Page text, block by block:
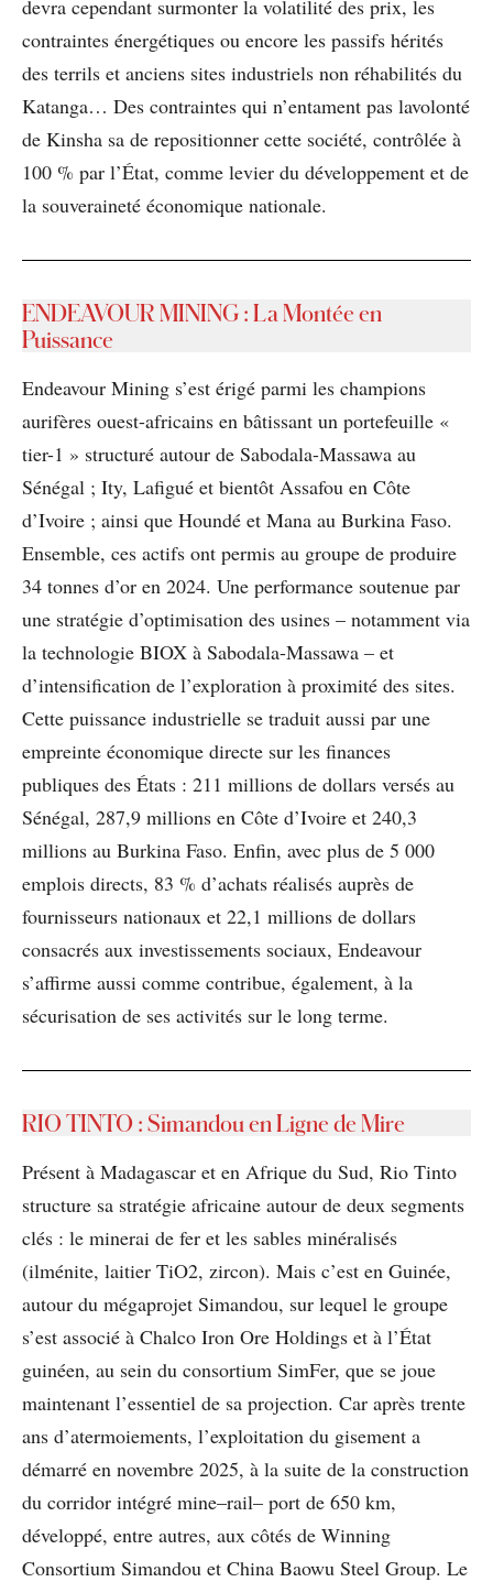
devra cependant surmonter la volatilité des prix, les
contraintes énergétiques ou encore les passifs hérités
des terrils et anciens sites industriels non réhabilités du
Katanga… Des contraintes qui n’entament pas lavolonté
de Kinsha sa de repositionner cette société, contrôlée à
100 % par l’État, comme levier du développement et de
la souveraineté économique nationale.
ENDEAVOUR MINING : La Montée en
Puissance
Endeavour Mining s’est érigé parmi les champions
aurifères ouest-africains en bâtissant un portefeuille «
tier-1 » structuré autour de Sabodala-Massawa au
Sénégal ; Ity, Lafigué et bientôt Assafou en Côte
d’Ivoire ; ainsi que Houndé et Mana au Burkina Faso.
Ensemble, ces actifs ont permis au groupe de produire
34 tonnes d’or en 2024. Une performance soutenue par
une stratégie d’optimisation des usines – notamment via
la technologie BIOX à Sabodala-Massawa – et
d’intensification de l’exploration à proximité des sites.
Cette puissance industrielle se traduit aussi par une
empreinte économique directe sur les finances
publiques des États : 211 millions de dollars versés au
Sénégal, 287,9 millions en Côte d’Ivoire et 240,3
millions au Burkina Faso. Enfin, avec plus de 5 000
emplois directs, 83 % d’achats réalisés auprès de
fournisseurs nationaux et 22,1 millions de dollars
consacrés aux investissements sociaux, Endeavour
s’affirme aussi comme contribue, également, à la
sécurisation de ses activités sur le long terme.
RIO TINTO : Simandou en Ligne de Mire
Présent à Madagascar et en Afrique du Sud, Rio Tinto
structure sa stratégie africaine autour de deux segments
clés : le minerai de fer et les sables minéralisés
(ilménite, laitier TiO2, zircon). Mais c’est en Guinée,
autour du mégaprojet Simandou, sur lequel le groupe
s’est associé à Chalco Iron Ore Holdings et à l’État
guinéen, au sein du consortium SimFer, que se joue
maintenant l’essentiel de sa projection. Car après trente
ans d’atermoiements, l’exploitation du gisement a
démarré en novembre 2025, à la suite de la construction
du corridor intégré mine–rail– port de 650 km,
développé, entre autres, aux côtés de Winning
Consortium Simandou et China Baowu Steel Group. Le